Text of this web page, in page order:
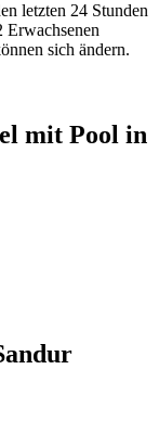
letzten 24 Stunden
Erwachsenen
sich ändern.
mit Pool in